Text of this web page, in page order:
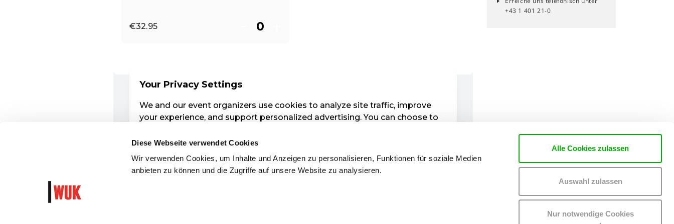
Diese Webseite verwendet Cookies
Wir verwenden Cookies, um Inhalte und Anzeigen zu personalisieren, Funktionen für soziale Medien
anbieten zu können und die Zugriffe auf unsere Website zu analysieren.
Alle Cookies zulassen
Auswahl zulassen
Nur notwendige Cookies
+43 1 401 21-0